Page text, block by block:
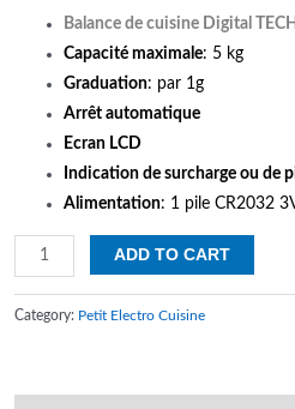
Balance de cuisine Digital
Capacité maximale: 5 kg
Graduation: par 1g
Arrêt automatique
Ecran LCD
Indication de surcharge ou de
Alimentation: 1 pile CR2032
Balance
de
cuisine
quantity
ADD TO CART
Category: Petit Electro Cuisine